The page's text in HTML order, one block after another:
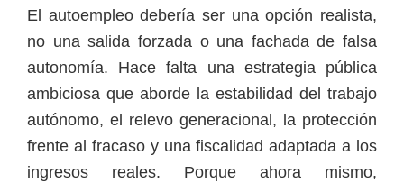
El autoempleo debería ser una opción realista,
no una salida forzada o una fachada de falsa
autonomía. Hace falta una estrategia pública
ambiciosa que aborde la estabilidad del trabajo
autónomo, el relevo generacional, la protección
frente al fracaso y una fiscalidad adaptada a los
ingresos reales. Porque ahora mismo,